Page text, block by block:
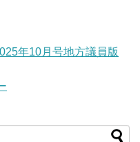
年10月号地方議員版